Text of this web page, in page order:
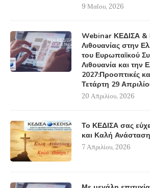
9 Μαΐου, 2026
Webinar ΚΕΔΙΣΑ &
Λιθουανίας στην
του Ευρωπαϊκού
Λιθουανία και την
2027:Προοπτικές
Τετάρτη 29
20 Απριλίου, 2026
Το ΚΕΔΙΣΑ σας
και Καλή
7 Απριλίου, 2026